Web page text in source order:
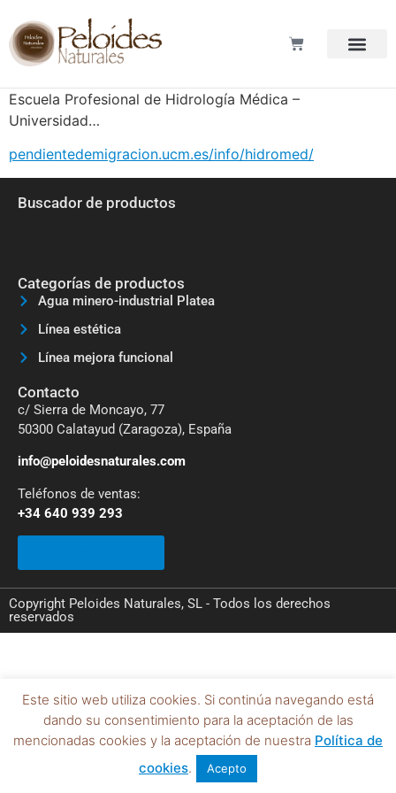
Escuela Profesional de Hidrología Médica –
Universidad…
pendientedemigracion.ucm.es/info/hidromed/
Buscador de productos
Categorías de productos
Agua minero-industrial Platea
Línea estética
Línea mejora funcional
Contacto
c/ Sierra de Moncayo, 77
50300 Calatayud (Zaragoza), España
info@peloidesnaturales.com
Teléfonos de ventas:
+34 640 939 293
Copyright Peloides Naturales, SL - Todos los derechos
reservados
Este sitio web utiliza cookies. Si continúa navegando está
dando su consentimiento para la aceptación de las
mencionadas cookies y la aceptación de nuestra Política de
cookies. Acepto